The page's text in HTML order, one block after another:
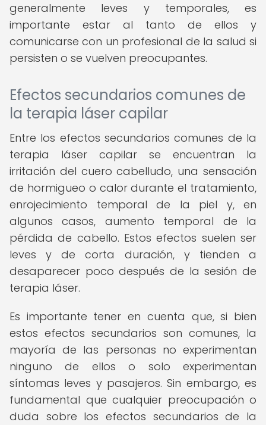
generalmente leves y temporales, es
importante estar al tanto de ellos y
comunicarse con un profesional de la salud si
persisten o se vuelven preocupantes.
Efectos secundarios comunes de
la terapia láser capilar
Entre los efectos secundarios comunes de la
terapia láser capilar se encuentran la
irritación del cuero cabelludo, una sensación
de hormigueo o calor durante el tratamiento,
enrojecimiento temporal de la piel y, en
algunos casos, aumento temporal de la
pérdida de cabello. Estos efectos suelen ser
leves y de corta duración, y tienden a
desaparecer poco después de la sesión de
terapia láser.
Es importante tener en cuenta que, si bien
estos efectos secundarios son comunes, la
mayoría de las personas no experimentan
ninguno de ellos o solo experimentan
síntomas leves y pasajeros. Sin embargo, es
fundamental que cualquier preocupación o
duda sobre los efectos secundarios de la